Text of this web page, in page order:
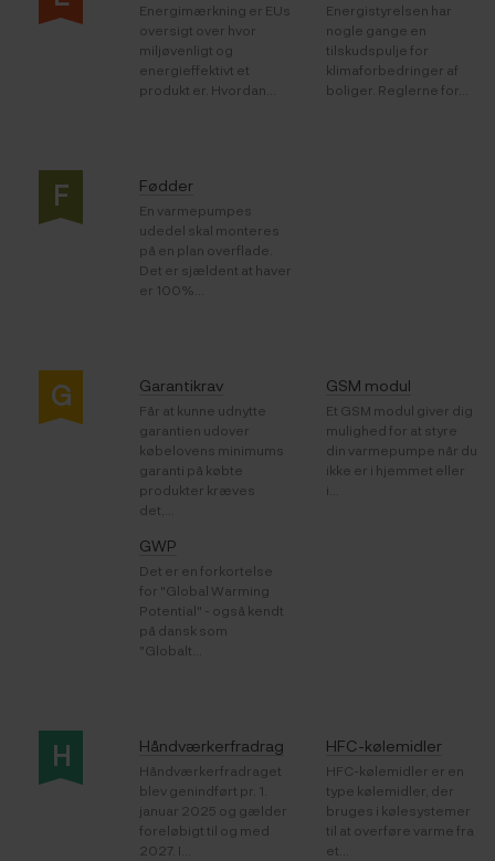
Energimærkning er EUs
oversigt over hvor
miljøvenligt og
energieffektivt et
produkt er. Hvordan...
Energistyrelsen har
nogle gange en
tilskudspulje for
klimaforbedringer af
boliger. Reglerne for...
F Fødder
En varmepumpes
udedel skal monteres
på en plan overflade.
Det er sjældent at haver
er 100%...
G Garantikrav
Får at kunne udnytte
garantien udover
købelovens minimums
garanti på købte
produkter kræves
det,...
GSM modul
Et GSM modul giver dig
mulighed for at styre
din varmepumpe når du
ikke er i hjemmet eller
i...
GWP
Det er en forkortelse
for "Global Warming
Potential" - også kendt
på dansk som
"Globalt...
H Håndværkerfradrag
Håndværkerfradraget
blev genindført pr. 1.
januar 2025 og gælder
foreløbigt til og med
2027. I...
HFC-kølemidler
HFC-kølemidler er en
type kølemidler, der
bruges i kølesystemer
til at overføre varme fra
et...